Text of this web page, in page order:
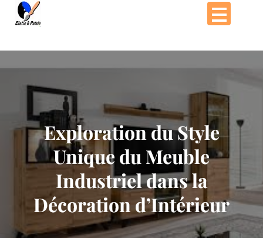
Passer
Exploration du Style
Unique du Meuble
Industriel dans la
Décoration d’Intérieur